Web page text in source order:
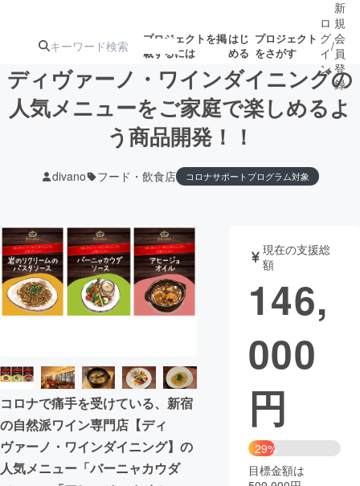
プロジェクトを掲
載するには
はじ
める
プロジェクト
をさがす
注目の新着プロ
ジェクト
募集終了が近いプ
テクノロジー・ガジェット ゲーム・サ
映像・映画 書籍・雑誌
チャレンジ
まちづくり・地域活性化
CAMPFIRE for Social Good
CAMPFIRE Creation
CAMPFIREふるさと納税
コミュニティ
ロ
グ
イ
ン
/
新
規
会
員
登
録
ディヴァーノ・ワインダイニングの
人気メニューをご家庭で楽しめるよ
う商品開発！！
divano フード・飲食店 コロナサポートプログラム対象
コロナで痛手を受けている、新宿
の自然派ワイン専門店【ディ
ヴァーノ・ワインダイニング】の
人気メニュー「バーニャカウダ
現在の支援総
額
146,
000
円
29%
目標金額は